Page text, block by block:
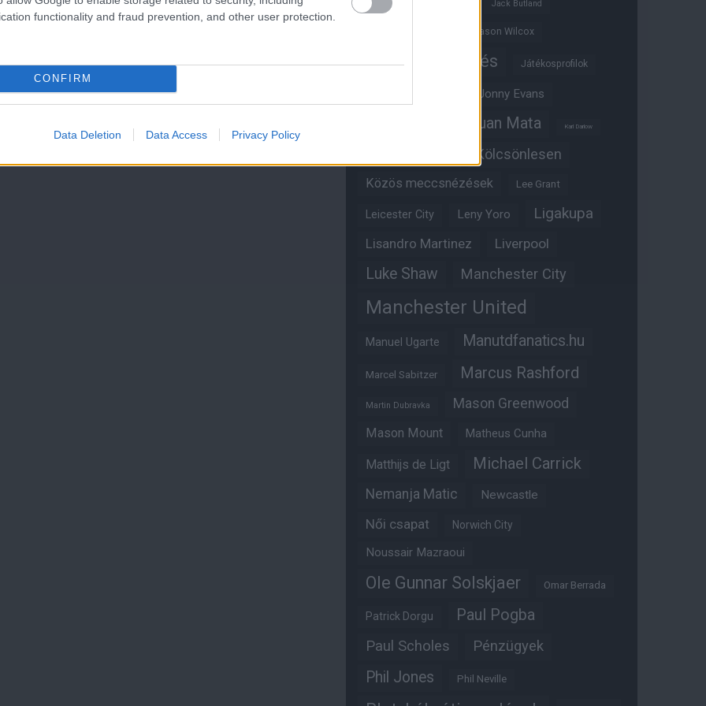
functionality and fraud prevention, and other user protection.
CONFIRM
Data Deletion Data Access Privacy Policy
Hull City Jack Butland
Jason Wilcox
Játékosértékelés Játékosprofilok
Jonny Evans
Juan Mata Karl Darlow
Kölcsönlesen
Közös meccsnézések Lee Grant
Leicester City Leny Yoro Ligakupa
Lisandro Martinez Liverpool
Luke Shaw Manchester City
Manchester United
Manuel Ugarte Manutdfanatics.hu
Marcel Sabitzer Marcus Rashford
Martin Dubravka Mason Greenwood
Mason Mount Matheus Cunha
Matthijs de Ligt Michael Carrick
Nemanja Matic Newcastle
Női csapat Norwich City
Noussair Mazraoui
Ole Gunnar Solskjaer Omar Berrada
Patrick Dorgu Paul Pogba
Paul Scholes Pénzügyek
Phil Jones Phil Neville